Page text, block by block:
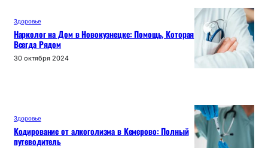
Здоровье
Нарколог на Дом в Новокузнецке: Помощь, Которая
Всегда Рядом
30 октября 2024
Здоровье
Кодирование от алкоголизма в Кемерово: Полный
путеводитель